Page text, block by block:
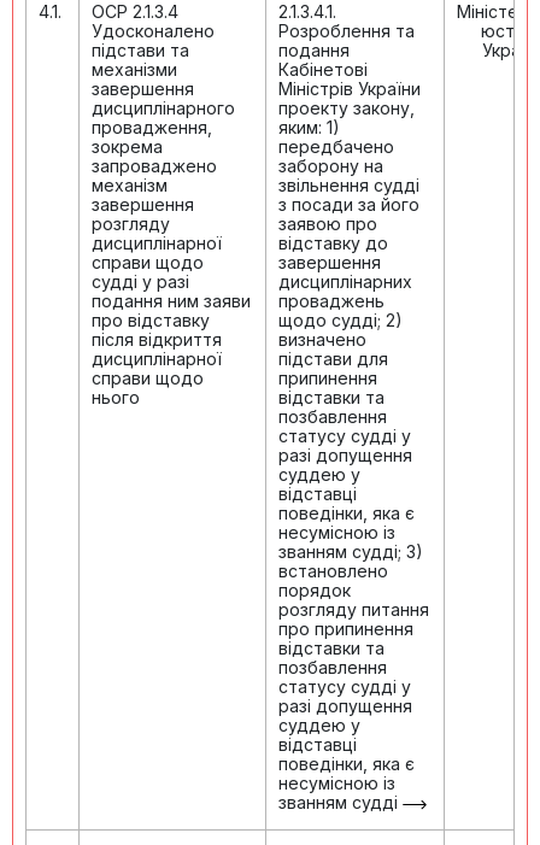
4.1.
ОСР 2.1.3.4
Удосконалено
підстави та
механізми
завершення
дисциплінарного
провадження,
зокрема
запроваджено
механізм
завершення
розгляду
дисциплінарної
справи щодо
судді у разі
подання ним заяви
про відставку
після відкриття
дисциплінарної
справи щодо
нього
2.1.3.4.1.
Розроблення та
подання
Кабінетові
Міністрів України
проекту закону,
яким: 1)
передбачено
заборону на
звільнення судді
з посади за його
заявою про
відставку до
завершення
дисциплінарних
проваджень
щодо судді; 2)
визначено
підстави для
припинення
відставки та
позбавлення
статусу судді у
разі допущення
суддею у
відставці
поведінки, яка є
несумісною із
званням судді; 3)
встановлено
порядок
розгляду питання
про припинення
відставки та
позбавлення
статусу судді у
разі допущення
суддею у
відставці
поведінки, яка є
несумісною із
званням судді